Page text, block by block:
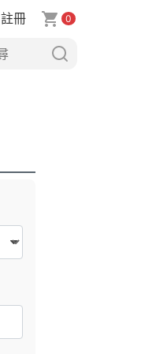
註冊 0